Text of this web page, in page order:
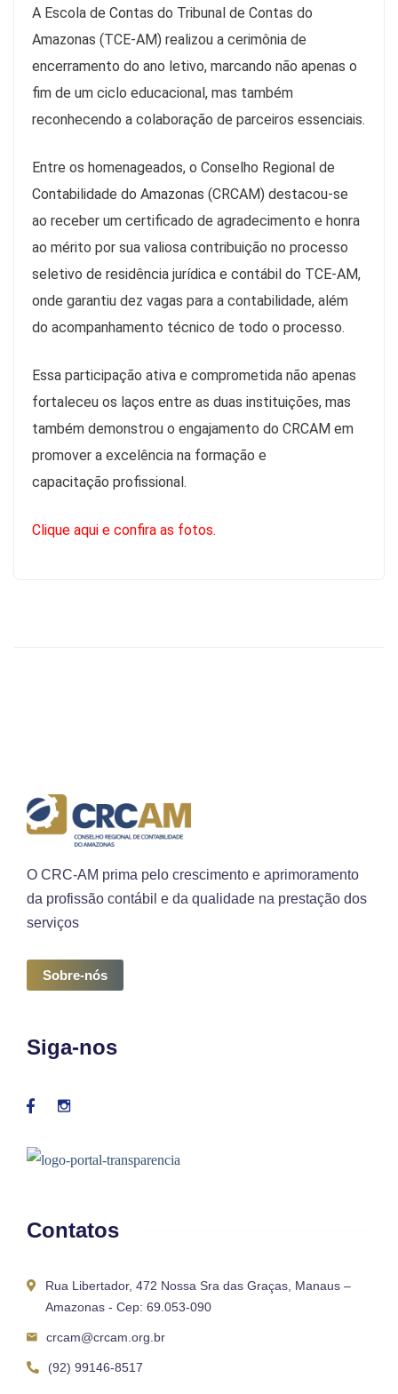
A Escola de Contas do Tribunal de Contas do
Amazonas (TCE-AM) realizou a cerimônia de
encerramento do ano letivo, marcando não apenas o
fim de um ciclo educacional, mas também
reconhecendo a colaboração de parceiros essenciais.
Entre os homenageados, o Conselho Regional de
Contabilidade do Amazonas (CRCAM) destacou-se
ao receber um certificado de agradecimento e honra
ao mérito por sua valiosa contribuição no processo
seletivo de residência jurídica e contábil do TCE-AM,
onde garantiu dez vagas para a contabilidade, além
do acompanhamento técnico de todo o processo.
Essa participação ativa e comprometida não apenas
fortaleceu os laços entre as duas instituições, mas
também demonstrou o engajamento do CRCAM em
promover a excelência na formação e
capacitação profissional.
Clique aqui e confira as fotos.
O CRC-AM prima pelo crescimento e aprimoramento
da profissão contábil e da qualidade na prestação dos
serviços
Sobre-nós
Siga-nos
Contatos
Rua Libertador, 472 Nossa Sra das Graças, Manaus –
Amazonas - Cep: 69.053-090
crcam@crcam.org.br
(92) 99146-8517